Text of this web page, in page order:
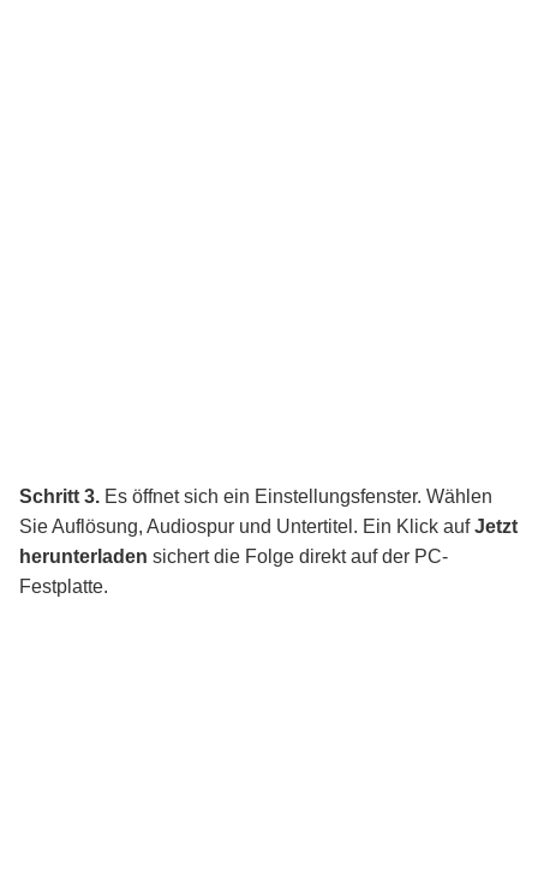
Schritt 3. Es öffnet sich ein Einstellungsfenster. Wählen
Sie Auflösung, Audiospur und Untertitel. Ein Klick aufJetzt
herunterladen sichert die Folge direkt auf der PC-
Festplatte.